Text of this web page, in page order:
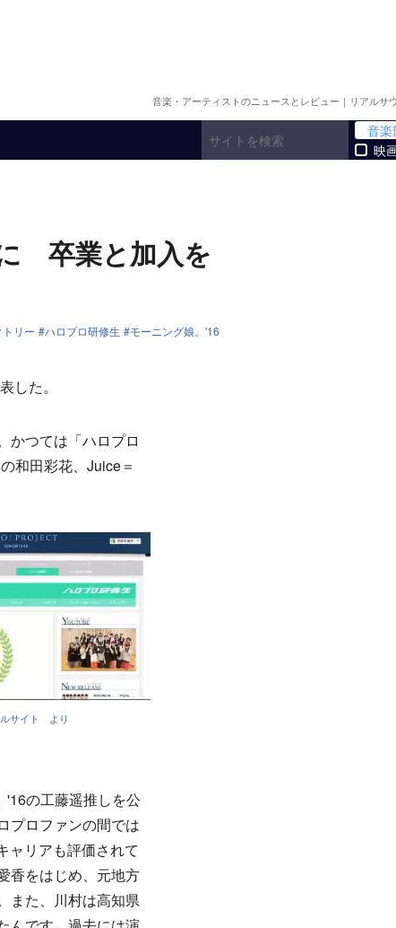
音楽・アーティストのニュースとレビュー｜リアルサ
音楽
映
卒業と加入を
トリー ハロプロ研修生 モーニング娘。'16
した。
かつては「ハロプロ
和田彩花、Juice＝
サイト より
'16の工藤遥推しを公
プロファンの間では
ャリアも評価されて
香をはじめ、元地方
また、川村は高知県